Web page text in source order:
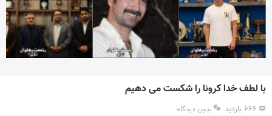
با لطف خدا کرونا را شکست می دهیم
۶۶۶ بازدید بدون دیدگاه